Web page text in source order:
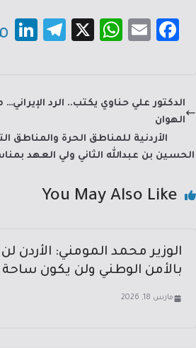
Fa
b
o
ok
E
W
sA
p
X
Te
a
Li
الدكتور علي حناوي يكتب.. الرد
الهوان
الأردنية للمناطق الحرة والمناطق
الحسين بن عبدالله الثاني ولي العهد
You May Also Like
الوزير محمد المومني:
بالأمن الوطني ولن يكون
مارس 18, 2026